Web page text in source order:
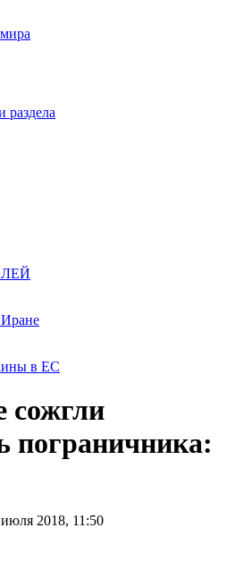
раздела
в ЕС
сожгли
пограничника:
2018, 11:50